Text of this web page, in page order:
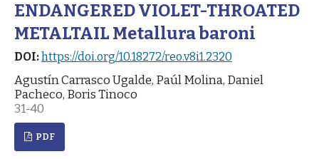
ENDANGERED VIOLET-THROATED
METALTAIL Metallura baroni
DOI:https://doi.org/10.18272/reo.v8i1.2320
Agustín Carrasco Ugalde, Paúl Molina, Daniel
Pacheco, Boris Tinoco
31-40
PDF